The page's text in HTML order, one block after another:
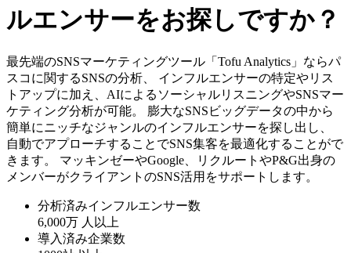
ルエンサーをお探しですか？
最先端のSNSマーケティングツール「Tofu Analytics」ならパ
スコに関するSNSの分析、 インフルエンサーの特定やリス
トアップに加え、AIによるソーシャルリスニングやSNSマー
ケティング分析が可能。 膨大なSNSビッグデータの中から
簡単にニッチなジャンルのインフルエンサーを探し出し、
自動でアプローチすることでSNS集客を最適化することがで
きます。 マッキンゼーやGoogle、リクルートやP&G出身の
メンバーがクライアントのSNS活用をサポートします。
分析済みインフルエンサー数
6,000万 人以上
導入済み企業数